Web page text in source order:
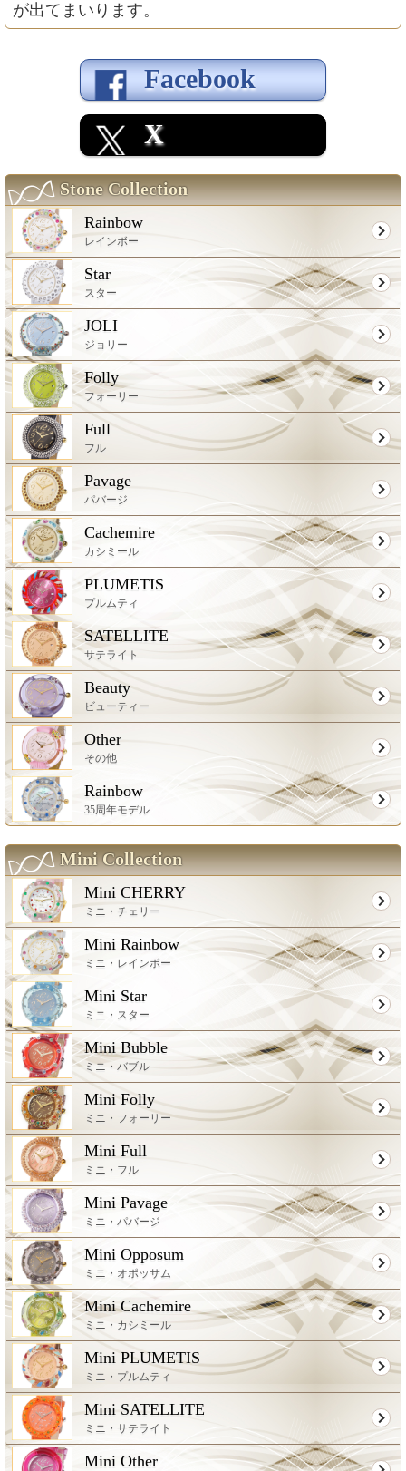
が出てまいります。
Facebook
X
Stone Collection
Rainbow
レインボー
Star
スター
JOLI
ジョリー
Folly
フォーリー
Full
フル
Pavage
パバージ
Cachemire
カシミール
PLUMETIS
プルムティ
SATELLITE
サテライト
Beauty
ビューティー
Other
その他
Rainbow
35周年モデル
Mini Collection
Mini CHERRY
ミニ・チェリー
Mini Rainbow
ミニ・レインボー
Mini Star
ミニ・スター
Mini Bubble
ミニ・バブル
Mini Folly
ミニ・フォーリー
Mini Full
ミニ・フル
Mini Pavage
ミニ・パバージ
Mini Opposum
ミニ・オポッサム
Mini Cachemire
ミニ・カシミール
Mini PLUMETIS
ミニ・プルムティ
Mini SATELLITE
ミニ・サテライト
Mini Other